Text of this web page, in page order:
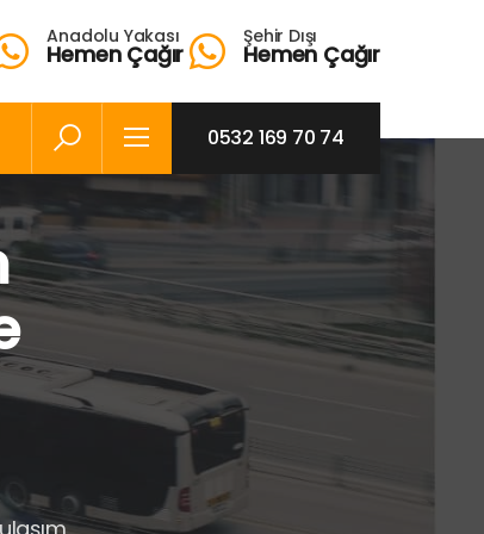
Anadolu Yakası
Hemen Çağır
Şehir Dışı
Hemen Çağır
0532 169 70 74